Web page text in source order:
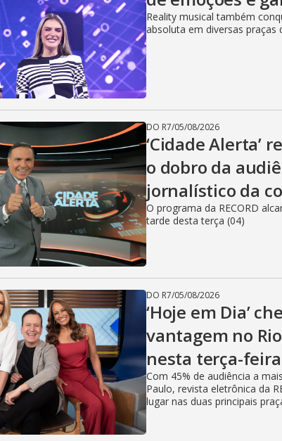
oReality musical também
absoluta em diversas praças
DO R7/05/08/2026
‘Cidade Alerta’
o dobro da
jornalístico da
O programa da RECORD
tarde desta terça (04)
DO R7/05/08/2026
‘Hoje em Dia’
vantagem no
nesta terça-
Com 45% de audiência a
Paulo, revista eletrônica da
lugar nas duas principais